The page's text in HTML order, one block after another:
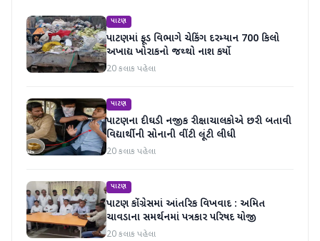
પાટણ
પાટણમાં ફૂડ વિભાગે ચેકિંગ દરમ્યાન 700 કિલો
અખાદ્ય ખોરાકનો જથ્થો નાશ કર્યો
20 કલાક પહેલા
પાટણ
પાટણના દીઘડી નજીક રીક્ષાચાલકોએ છરી બતાવી
વિદ્યાર્થીની સોનાની વીંટી લૂંટી લીધી
20 કલાક પહેલા
પાટણ
પાટણ કોંગ્રેસમાં આંતરિક વિખવાદ : અમિત
ચાવડાના સમર્થનમાં પત્રકાર પરિષદ યોજી
20 કલાક પહેલા